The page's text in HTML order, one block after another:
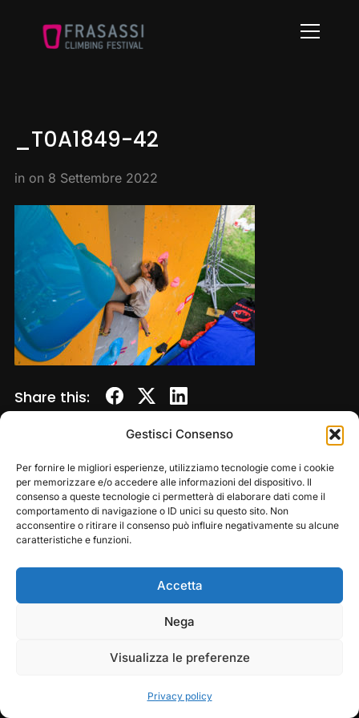
Gestisci Consenso
Per fornire le migliori esperienze, utilizziamo tecnologie come i cookie
per memorizzare e/o accedere alle informazioni del dispositivo. Il
consenso a queste tecnologie ci permetterà di elaborare dati come il
comportamento di navigazione o ID unici su questo sito. Non
acconsentire o ritirare il consenso può influire negativamente su alcune
caratteristiche e funzioni.
Accetta
Nega
Visualizza le preferenze
Privacy policy
Info
_T0A1849-42
in on 8 Settembre 2022
Share this:
Copyright © 2026 — Frasassi Climbing Festival. All
Rights Reserved